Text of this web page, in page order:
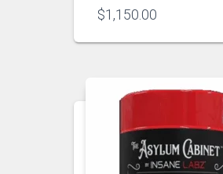
$1,150.00